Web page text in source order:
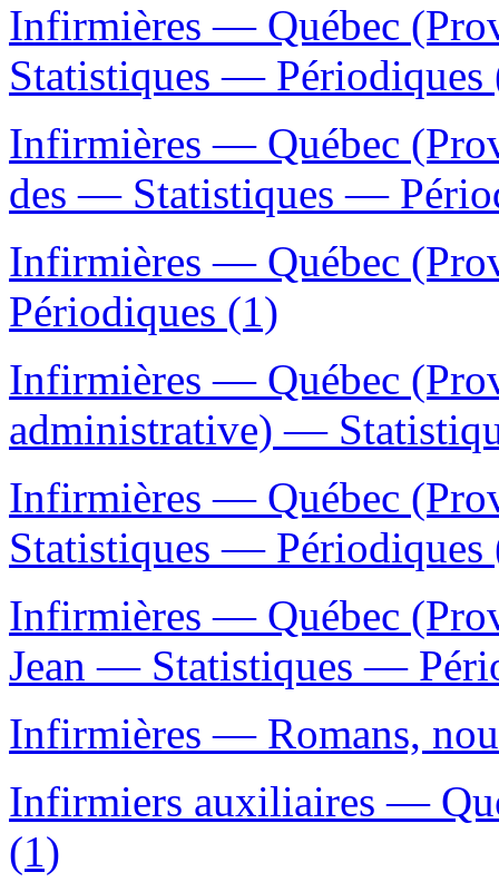
Infirmières — Québec
Statistiques — Périodiques
Infirmières — Québec
des — Statistiques —
Infirmières — Québec
Périodiques (1)
Infirmières — Québec
administrative) —
Infirmières — Québec
Statistiques — Périodiques
Infirmières — Québec
Jean — Statistiques —
Infirmières — Romans,
Infirmiers auxiliaires —
(1)